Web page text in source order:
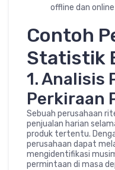
offline dan online
Contoh
Statistik
1. Analisis
Perkiraan
Sebuah perusahaan
penjualan harian
produk tertentu.
perusahaan dapat
mengidentifikasi
permintaan di masa